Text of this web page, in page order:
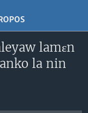
lamɛn
la nin